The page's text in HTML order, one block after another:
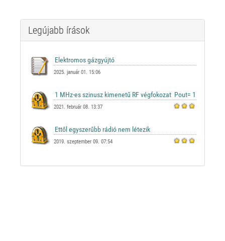
Legújabb írások
2025. január 01. 15:06
2021. február 08. 13:37
2019. szeptember 09. 07:54